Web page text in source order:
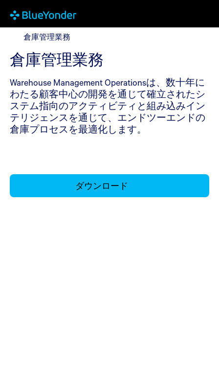
倉庫管理業務
倉庫管理業務
倉庫管理業務
Warehouse Management Operationsは、数十年に
わたる顧客中心の開発を通じて確立されたシ
ステム指向のアクティビティと組み込みイン
テリジェンスを通じて、エンドツーエンドの
倉庫プロセスを最適化します。
ダウンロード